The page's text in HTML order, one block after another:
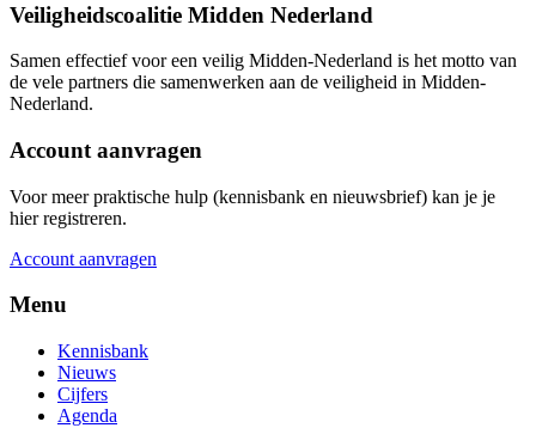
Veiligheidscoalitie Midden Nederland
Samen effectief voor een veilig Midden-Nederland is het motto van
de vele partners die samenwerken aan de veiligheid in Midden-
Nederland.
Account aanvragen
Voor meer praktische hulp (kennisbank en nieuwsbrief) kan je je
hier registreren.
Account aanvragen
Menu
Kennisbank
Nieuws
Cijfers
Agenda